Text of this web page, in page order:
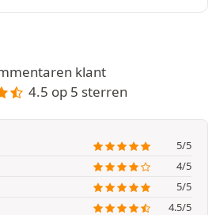
klant
4.5 op 5 sterren
5/5
4/5
5/5
4.5/5